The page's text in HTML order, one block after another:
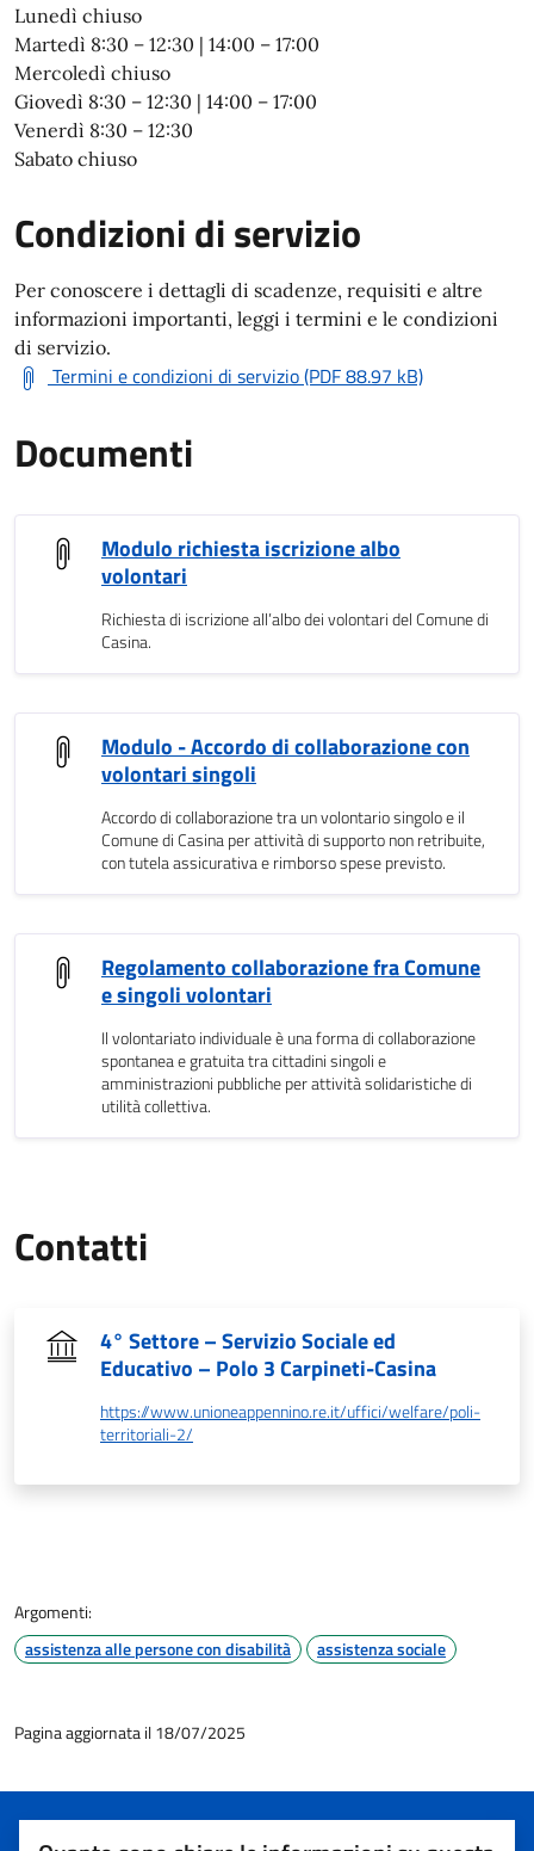
Lunedì chiuso
Martedì 8:30 – 12:30 | 14:00 – 17:00
Mercoledì chiuso
Giovedì 8:30 – 12:30 | 14:00 – 17:00
Venerdì 8:30 – 12:30
Sabato chiuso
Condizioni di servizio
Per conoscere i dettagli di scadenze, requisiti e altre
informazioni importanti, leggi i termini e le condizioni
di servizio.
Termini e condizioni di servizio (PDF 88.97 kB)
Documenti
Modulo richiesta iscrizione albo
volontari
Richiesta di iscrizione all’albo dei volontari del Comune di
Casina.
Modulo - Accordo di collaborazione con
volontari singoli
Accordo di collaborazione tra un volontario singolo e il
Comune di Casina per attività di supporto non retribuite,
con tutela assicurativa e rimborso spese previsto.
Regolamento collaborazione fra Comune
e singoli volontari
Il volontariato individuale è una forma di collaborazione
spontanea e gratuita tra cittadini singoli e
amministrazioni pubbliche per attività solidaristiche di
utilità collettiva.
Contatti
4° Settore – Servizio Sociale ed
Educativo – Polo 3 Carpineti-Casina
https://www.unioneappennino.re.it/uffici/welfare/poli-
territoriali-2/
Argomenti:
assistenza alle persone con disabilità
assistenza sociale
Pagina aggiornata il 18/07/2025